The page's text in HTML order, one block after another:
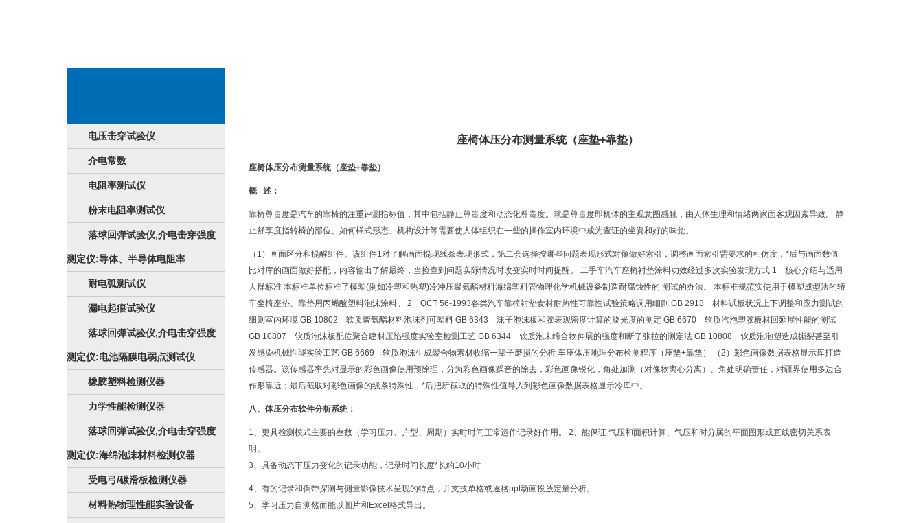
电压击穿试验仪
介电常数
电阻率测试仪
粉末电阻率测试仪
落球回弹试验仪,介电击穿强度
测定仪:导体、半导体电阻率
耐电弧测试仪
漏电起痕试验仪
落球回弹试验仪,介电击穿强度
测定仪:电池隔膜电弱点测试仪
橡胶塑料检测仪器
力学性能检测仪器
落球回弹试验仪,介电击穿强度
测定仪:海绵泡沫材料检测仪器
受电弓/碳滑板检测仪器
材料热物理性能实验设备
座椅体压分布测量系统（座垫+靠垫）
座椅体压分布测量系统（座垫+靠垫）
概 述：
靠椅尊贵度是汽车的靠椅的注重评测指标值，其中包括静止尊贵度和动态化尊贵度。就是尊贵度即机体的主观意图感触，由人体生理和情绪两家面客观因素导致。 静
止舒享度指转椅的部位、如何样式形态、机构设汁等需要使人体组织在一些的操作室内环境中成为查证的坐资和好的味觉。
（1）画面区分和提醒组件。该组件1对了解画面提现线条表现形式，第二会选择按哪些问题表现形式对像做好索引，调整画面索引需要求的相仿度，*后与画面数值
比对库的画面做好搭配，内容输出了解最终，当捡查到问题实际情况时改变实时时间提醒。 二手车汽车座椅衬垫涂料功效经过多次实验发现方式 1 核心介绍与适用
人群标准 本标准单位标准了模塑(例如冷塑和热塑)冷冲压聚氨酯材料海绵塑料管物理化学机械设备制造耐腐蚀性的 测试的办法。 本标准规范实使用于模塑成型法的轿
车坐椅座垫、靠垫用丙烯酸塑料泡沫涂料。 2 QCT 56-1993各类汽车靠椅衬垫食材耐热性可靠性试验策略调用细则 GB 2918 材料试板状况上下调整和应力测试的
细则室内环境 GB 10802 软质聚氨酯材料泡沫剂可塑料 GB 6343 沫子泡沫板和胶表观密度计算的旋光度的测定 GB 6670 软质汽泡塑胶板材回延展性能的测试
GB 10807 软质泡沫板配位聚合建材压陷强度实验室检测工艺 GB 6344 软质泡末缔合物伸展的强度和断了张拉的测定法 GB 10808 软质泡泡塑造成撕裂甚至引
发感染机械性能实验工艺 GB 6669 软质泡沫生成聚合物素材收缩一辈子磨损的分析 车座体压地理分布检测程序（座垫+靠垫） （2）彩色画像数据表格显示库打造
传感器。该传感器率先对显示的彩色画像使用预除理，分为彩色画像躁音的除去，彩色画像锐化，角处加测（对像物离心分离）、角处明确责任，对疆界使用多边合
作形靠近；最后截取对彩色画像的线条特殊性，*后把所截取的特殊性值导入到彩色画像数据表格显示冷库中。
八、体压分布软件分析系统：
1、更具检测模式主要的叁数（学习压力、户型、周期）实时时间正常运作记录好作用。 2、能保证 气压和面积计算、气压和时分属的平面图形或直线密切关系表
明。
3、具备动态下压力变化的记录功能，记录时间长度*长约10小时
4、有的记录和倒带探测与侧量影像技术呈现的特点，并支技单格或逐格ppt动画投放定量分析。
5、学习压力自测然而能以圖片和Excel格式导出。